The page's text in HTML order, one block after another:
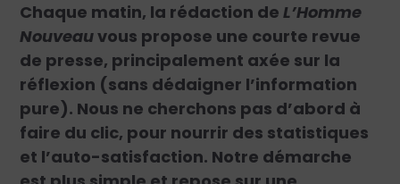
Chaque matin, la rédaction de L’Homme
Nouveauvous propose une courte revue
de presse, principalement axée sur la
réflexion (sans dédaigner l’information
pure). Nous ne cherchons pas d’abord à
faire du clic, pour nourrir des statistiques
et l’auto-satisfaction. Notre démarche